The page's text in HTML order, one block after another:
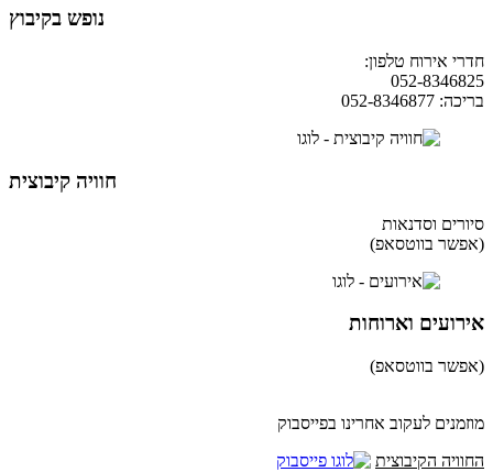
נופש בקיבוץ
חדרי אירוח טלפון:
052-8346825
בריכה: 052-8346877
חוויה קיבוצית
סיורים וסדנאות
(אפשר בווטסאפ)
אירועים וארוחות
(אפשר בווטסאפ)
מוזמנים לעקוב אחרינו בפייסבוק
החוויה הקיבוצית